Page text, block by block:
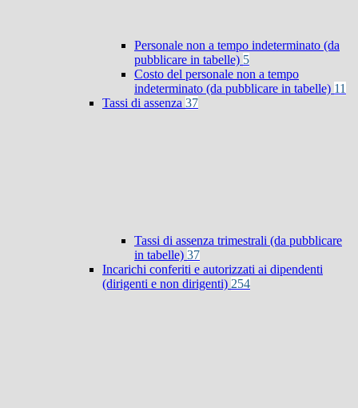
Personale non a tempo indeterminato (da
pubblicare in tabelle) 5
Costo del personale non a tempo
indeterminato (da pubblicare in tabelle) 11
Tassi di assenza 37
Tassi di assenza trimestrali (da pubblicare
in tabelle) 37
Incarichi conferiti e autorizzati ai dipendenti
(dirigenti e non dirigenti) 254